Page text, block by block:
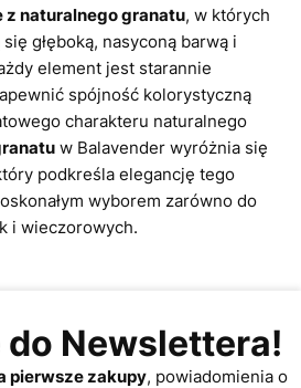
naturalnego granatu, w których
głęboką, nasyconą barwą i
element jest starannie
spójność kolorystyczną
charakteru naturalnego
w Balavender wyróżnia się
podkreśla elegancję tego
wyborem zarówno do
i wieczorowych.
do Newslettera!
pierwsze zakupy, powiadomienia o